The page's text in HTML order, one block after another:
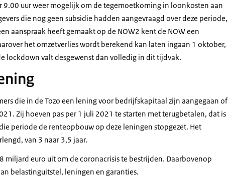
9.00 uur weer mogelijk om de tegemoetkoming in loonkosten aan
die nog geen subsidie hadden aangevraagd over deze periode,
aanspraak heeft gemaakt op de NOW2 kent de NOW een
het omzetverlies wordt berekend kan laten ingaan 1 oktober,
lockdown valt desgewenst dan volledig in dit tijdvak.
die in de Tozo een lening voor bedrijfskapitaal zijn aangegaan of
Zij hoeven pas per 1 juli 2021 te starten met terugbetalen, dat is
periode de renteopbouw op deze leningen stopgezet. Het
van 3 naar 3,5 jaar.
euro uit om de coronacrisis te bestrijden. Daarbovenop
belastinguitstel, leningen en garanties.